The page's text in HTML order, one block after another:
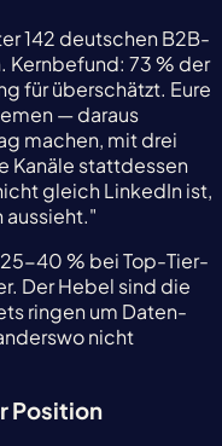
142 deutschen B2B-
73 % der
für überschätzt. Eure
— daraus
machen, mit drei
Kanäle stattdessen
gleich LinkedIn ist,
40 % bei Top-Tier-
Der Hebel sind die
ringen um Daten-
nicht
Position